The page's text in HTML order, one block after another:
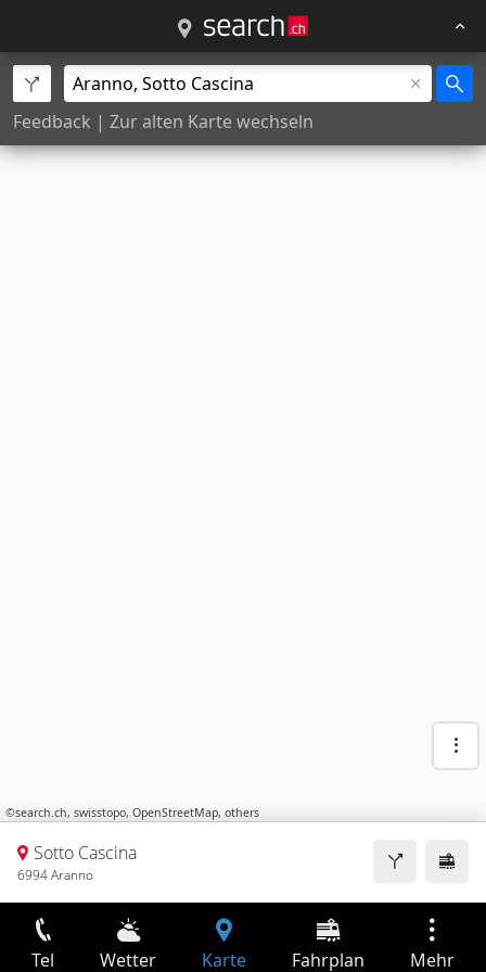
Feedback | Zur alten Karte wechseln
©search.ch, swisstopo, OpenStreetMap, others
Sotto Cascina
6994 Aranno
Tel Wetter Karte Fahrplan Mehr